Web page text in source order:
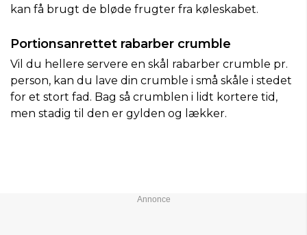
kan få brugt de bløde frugter fra køleskabet.
Portionsanrettet rabarber crumble
Vil du hellere servere en skål rabarber crumble pr.
person, kan du lave din crumble i små skåle i stedet
for et stort fad. Bag så crumblen i lidt kortere tid,
men stadig til den er gylden og lækker.